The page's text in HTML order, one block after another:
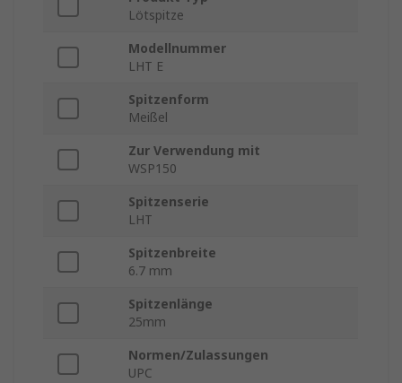
Lötspitze
Modellnummer
LHT E
Spitzenform
Meißel
Zur Verwendung mit
WSP150
Spitzenserie
LHT
Spitzenbreite
6.7 mm
Spitzenlänge
25mm
Normen/Zulassungen
UPC